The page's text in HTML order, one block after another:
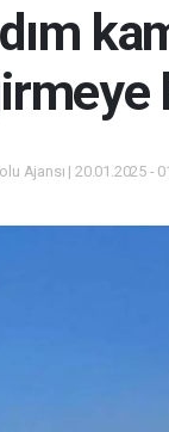
Ajansı | 20.01.2025 -